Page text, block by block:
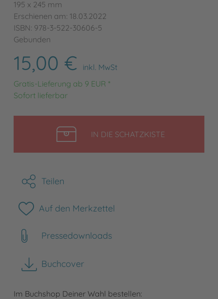
195 x 245 mm
Erschienen am: 18.03.2022
ISBN: 978-3-522-30606-5
Gebunden
15,00 €
inkl. MwSt
Gratis-Lieferung ab 9 EUR *
Sofort lieferbar
IN DIE SCHATZKISTELEGEN
Teilen
Auf den Merkzettel
Pressedownloads
Buchcover
herunterladen
Im Buchshop Deiner Wahl bestellen: